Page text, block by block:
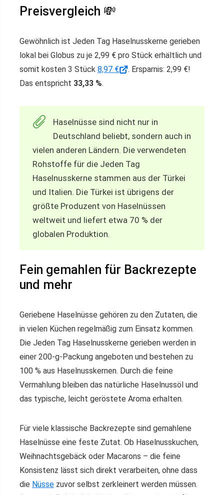
Preisvergleich 💸
Gewöhnlich ist Jeden Tag Haselnusskerne gerieben
lokal bei Globus zu je 2,99 € pro Stück erhältlich und
somit kosten 3 Stück 8,97 €
. Ersparnis: 2,99 €!
Das entspricht 33,33 %.
Haselnüsse sind nicht nur in
Deutschland beliebt, sondern auch in
vielen anderen Ländern. Die verwendeten
Rohstoffe für die Jeden Tag
Haselnusskerne stammen aus der Türkei
und Italien. Die Türkei ist übrigens der
größte Produzent von Haselnüssen
weltweit und liefert etwa 70 % der
globalen Produktion.
Fein gemahlen für Backrezepte
und mehr
Geriebene Haselnüsse gehören zu den Zutaten, die
in vielen Küchen regelmäßig zum Einsatz kommen.
Die Jeden Tag Haselnusskerne gerieben werden in
einer 200-g-Packung angeboten und bestehen zu
100 % aus Haselnusskernen. Durch die feine
Vermahlung bleiben das natürliche Haselnussöl und
das typische, leicht geröstete Aroma erhalten.
Für viele klassische Backrezepte sind gemahlene
Haselnüsse eine feste Zutat. Ob Haselnusskuchen,
Weihnachtsgebäck oder Macarons – die feine
Konsistenz lässt sich direkt verarbeiten, ohne dass
die Nüsse zuvor selbst zerkleinert werden müssen.